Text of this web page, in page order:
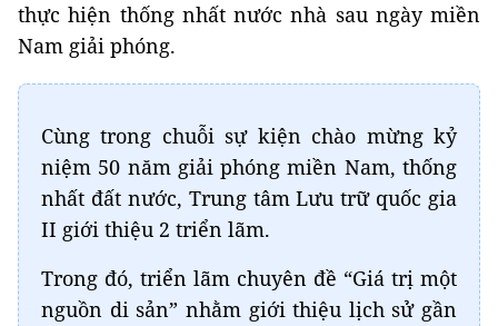
thực hiện thống nhất nước nhà sau ngày miền
Nam giải phóng.
Cùng trong chuỗi sự kiện chào mừng kỷ
niệm 50 năm giải phóng miền Nam, thống
nhất đất nước, Trung tâm Lưu trữ quốc gia
II giới thiệu 2 triển lãm.
Trong đó, triển lãm chuyên đề “Giá trị một
nguồn di sản” nhằm giới thiệu lịch sử gần